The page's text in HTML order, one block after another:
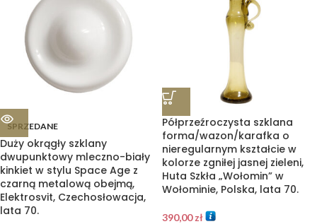
SPRZEDANE
Duży okrągły szklany
dwupunktowy mleczno-biały
kinkiet w stylu Space Age z
czarną metalową obejmą,
Elektrosvit, Czechosłowacja,
lata 70.
Półprzeźroczysta szklana
forma/wazon/karafka o
nieregularnym kształcie w
kolorze zgniłej jasnej zieleni,
Huta Szkła „Wołomin” w
Wołominie, Polska, lata 70.
390,00zł